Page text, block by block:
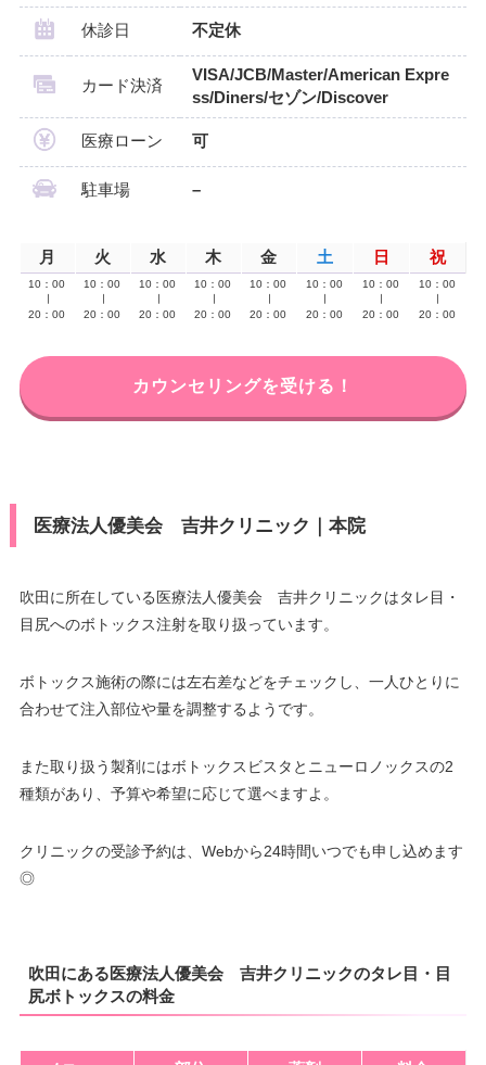
休診日 不定休
カード決済
VISA/JCB/Master/American Expre
ss/Diners/セゾン/Discover
医療ローン 可
駐車場 –
月 火 水 木 金 土 日 祝
10：00
20：00
10：00
20：00
10：00
20：00
10：00
20：00
10：00
20：00
10：00
20：00
10：00
20：00
10：00
20：00
カウンセリングを受ける！
医療法人優美会 吉井クリニック｜本院
吹田に所在している医療法人優美会 吉井クリニックはタレ目・
目尻へのボトックス注射を取り扱っています。
ボトックス施術の際には左右差などをチェックし、一人ひとりに
合わせて注入部位や量を調整するようです。
また取り扱う製剤にはボトックスビスタとニューロノックスの2
種類があり、予算や希望に応じて選べますよ。
クリニックの受診予約は、Webから24時間いつでも申し込めます
◎
吹田にある医療法人優美会 吉井クリニックのタレ目・目
尻ボトックスの料金